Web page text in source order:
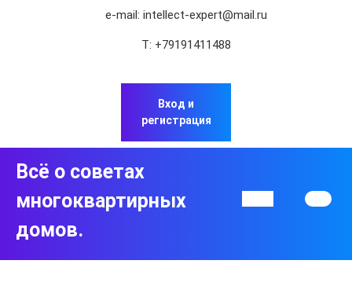
e-mail:intellect-expert@mail.ru
Т: +79191411488
Вход и
регистрация
Всё о советах
многоквартирных
домов.
Кнопка